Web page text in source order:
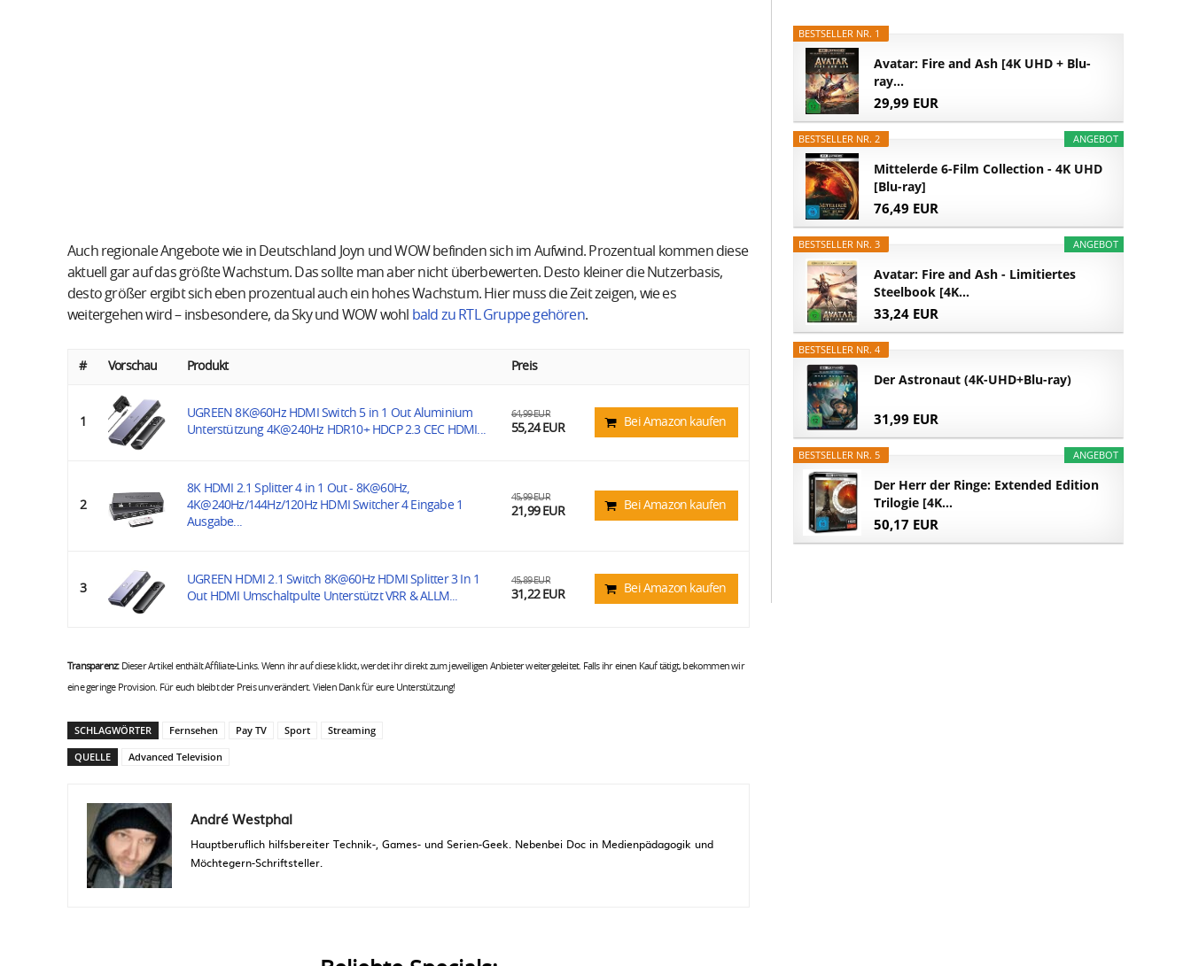
Auch regionale Angebote wie in Deutschland Joyn und WOW befinden sich im Aufwind. Prozentual kommen diese
aktuell gar auf das größte Wachstum. Das sollte man aber nicht überbewerten. Desto kleiner die Nutzerbasis,
desto größer ergibt sich eben prozentual auch ein hohes Wachstum. Hier muss die Zeit zeigen, wie es
weitergehen wird – insbesondere, da Sky und WOW wohl bald zu RTL Gruppe gehören.
# Vorschau Produkt Preis
1
UGREEN 8K@60Hz HDMI Switch 5 in 1 Out Aluminium
Unterstützung 4K@240Hz HDR10+ HDCP 2.3 CEC HDMI...
64,99 EUR
55,24 EUR Bei Amazon kaufen
2
8K HDMI 2.1 Splitter 4 in 1 Out - 8K@60Hz,
4K@240Hz/144Hz/120Hz HDMI Switcher 4 Eingabe 1
Ausgabe...
45,99 EUR
21,99 EUR Bei Amazon kaufen
3
UGREEN HDMI 2.1 Switch 8K@60Hz HDMI Splitter 3 In 1
Out HDMI Umschaltpulte Unterstützt VRR & ALLM...
45,89 EUR
31,22 EUR Bei Amazon kaufen
Transparenz:Dieser Artikel enthält Affiliate-Links. Wenn ihr auf diese klickt, werdet ihr direkt zum jeweiligen Anbieter weitergeleitet. Falls ihr einen Kauf tätigt, bekommen wir
eine geringe Provision. Für euch bleibt der Preis unverändert. Vielen Dank für eure Unterstützung!
SCHLAGWÖRTER Fernsehen Pay TV Sport
Streaming
QUELLE
Advanced Television
André Westphal
Hauptberuflich hilfsbereiter Technik-, Games- und Serien-Geek. Nebenbei Doc in Medienpädagogik und
Möchtegern-Schriftsteller.
BESTSELLER NR. 1
Avatar: Fire and Ash [4K UHD + Blu-
ray...
29,99 EUR
ANGEBOT
BESTSELLER NR. 2
Mittelerde 6-Film Collection - 4K UHD
[Blu-ray]
76,49 EUR
ANGEBOT
BESTSELLER NR. 3
Avatar: Fire and Ash - Limitiertes
Steelbook [4K...
33,24 EUR
BESTSELLER NR. 4
Der Astronaut (4K-UHD+Blu-ray)
31,99 EUR
ANGEBOT
BESTSELLER NR. 5
Der Herr der Ringe: Extended Edition
Trilogie [4K...
50,17 EUR